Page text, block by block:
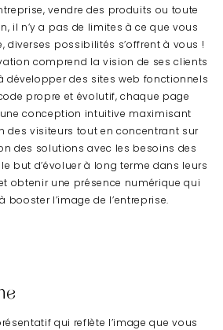
vendre des produits ou toute
il n’y a pas de limites à ce que vous
diverses possibilités s’offrent à vous !
comprend la vision de ses clients
développer des sites web fonctionnels
propre et évolutif, chaque page
conception intuitive maximisant
des visiteurs tout en concentrant sur
des solutions avec les besoins des
but d’évoluer à long terme dans leurs
obtenir une présence numérique qui
booster l’image de l’entreprise.
qui reflète l’image que vous